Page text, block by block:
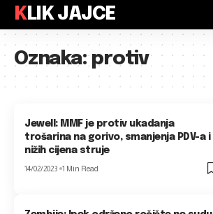
KLIK JAJCE
Oznaka:protiv
Jewell: MMF je protiv ukadanja
trošarina na gorivo, smanjenja PDV-a i
nižih cijena struje
14/02/2023 1 Min Read